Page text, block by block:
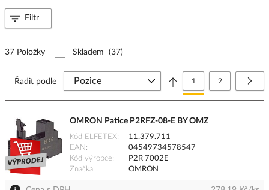
37 Položky Skladem (37)
Stránka
Právě si prohlížíte
1 Stránka
2
Řadit podle
OMRON Patice P2RFZ-08-E BY OMZ
Kód ELFETEX
11.379.711
EAN
04549734578547
Kód výrobce
P2R 7002E
Značka
OMRON
Filtr